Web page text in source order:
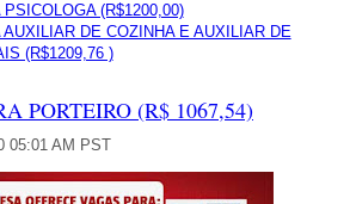
(R$1200,00)
AUXILIAR DE COZINHA E AUXILIAR DE
(R$1209,76 )
PORTEIRO (R$ 1067,54)
05:01 AM PST